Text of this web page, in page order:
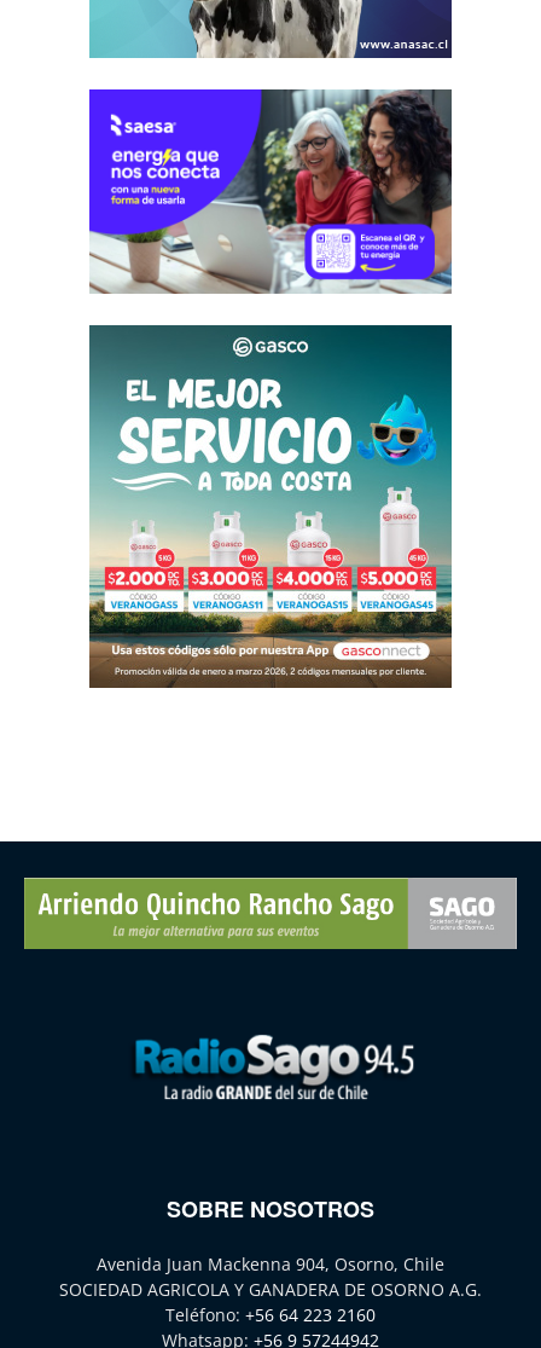
SOBRE NOSOTROS
Avenida Juan Mackenna 904, Osorno, Chile
SOCIEDAD AGRICOLA Y GANADERA DE OSORNO A.G.
Teléfono: +56 64 223 2160
Whatsapp: +56 9 57244942